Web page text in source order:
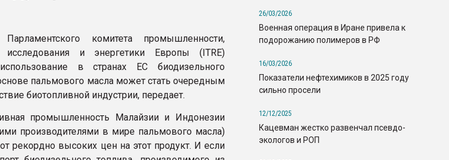
Парламентского комитета промышленности,
исследования и энергетики Европы (ITRE)
в странах ЕС биодизельного
пальмового масла может стать очередным
биотопливной индустрии, передает.
промышленность Малайзии и Индонезии
производителями в мире пальмового масла)
рекордно высоких цен на этот продукт. И если
26/03/2026
Военная операция в Иране привела к
подорожанию полимеров в РФ
16/03/2026
Показатели нефтехимиков в 2025 году
сильно просели
12/12/2025
Кацевман жестко развенчал псевдо-
экологов и РОП